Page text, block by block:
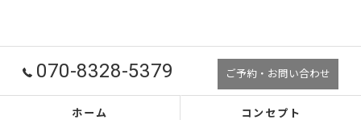
070-8328-5379 ご予約・お問い合わせ
ホーム コンセプト